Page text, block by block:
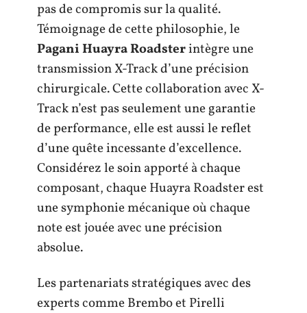
pas de compromis sur la qualité.
Témoignage de cette philosophie, le
Pagani Huayra Roadsterintègre une
transmission X-Track d’une précision
chirurgicale. Cette collaboration avec X-
Track n’est pas seulement une garantie
de performance, elle est aussi le reflet
d’une quête incessante d’excellence.
Considérez le soin apporté à chaque
composant, chaque Huayra Roadster est
une symphonie mécanique où chaque
note est jouée avec une précision
absolue.
Les partenariats stratégiques avec des
experts comme Brembo et Pirelli